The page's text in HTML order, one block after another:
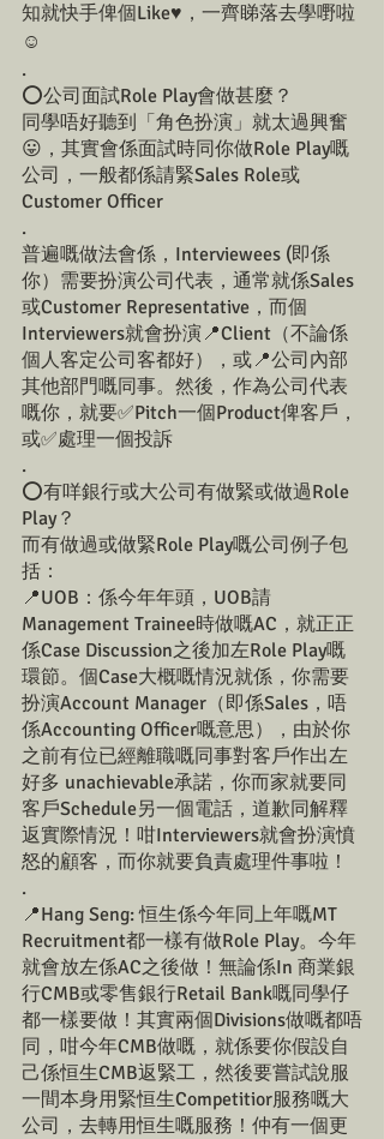
知就快手俾個Like♥️，一齊睇落去學嘢啦
☺️
.
⭕️公司面試Role Play會做甚麼？
同學唔好聽到「角色扮演」就太過興奮
😛，其實會係面試時同你做Role Play嘅
公司，一般都係請緊Sales Role或
Customer Officer
.
普遍嘅做法會係，Interviewees (即係
你）需要扮演公司代表，通常就係Sales
或Customer Representative，而個
Interviewers就會扮演📍Client（不論係
個人客定公司客都好），或📍公司內部
其他部門嘅同事。然後，作為公司代表
嘅你，就要✅Pitch一個Product俾客戶，
或✅處理一個投訴
.
⭕️有咩銀行或大公司有做緊或做過Role
Play？
而有做過或做緊Role Play嘅公司例子包
括：
📍UOB：係今年年頭，UOB請
Management Trainee時做嘅AC，就正正
係Case Discussion之後加左Role Play嘅
環節。個Case大概嘅情況就係，你需要
扮演Account Manager（即係Sales，唔
係Accounting Officer嘅意思），由於你
之前有位已經離職嘅同事對客戶作出左
好多 unachievable承諾，你而家就要同
客戶Schedule另一個電話，道歉同解釋
返實際情況！咁Interviewers就會扮演憤
怒的顧客，而你就要負責處理件事啦！
.
📍Hang Seng: 恒生係今年同上年嘅MT
Recruitment都一樣有做Role Play。今年
就會放左係AC之後做！無論係In 商業銀
行CMB或零售銀行Retail Bank嘅同學仔
都一樣要做！其實兩個Divisions做嘅都唔
同，咁今年CMB做嘅，就係要你假設自
己係恒生CMB返緊工，然後要嘗試說服
一間本身用緊恒生Competitior服務嘅大
公司，去轉用恒生嘅服務！仲有一個更